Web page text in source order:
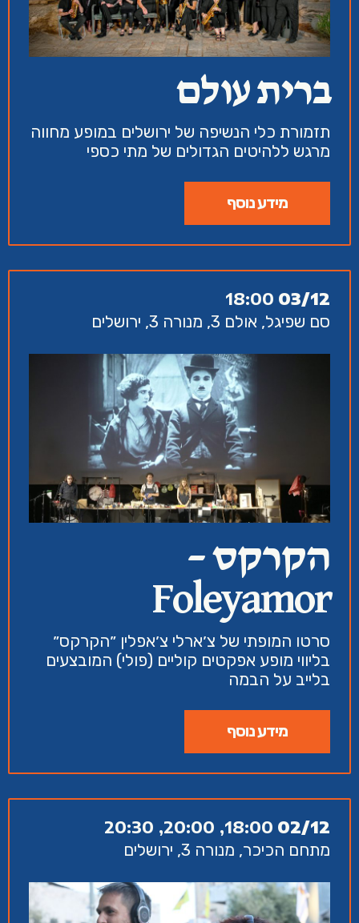
ברית עולם
תזמורת כלי הנשיפה של ירושלים במופע מחווה
מרגש ללהיטים הגדולים של מתי כספי
מידע נוסף
03/12
18:00
סם שפיגל, אולם 3, מנורה 3, ירושלים
הקרקס –
Foleyamor
סרטו המופתי של צ׳ארלי צ׳אפלין ״הקרקס״
בליווי מופע אפקטים קוליים (פולי) המובצעים
בלייב על הבמה
מידע נוסף
02/12
18:00, 20:00, 20:30
מתחם הכיכר, מנורה 3, ירושלים